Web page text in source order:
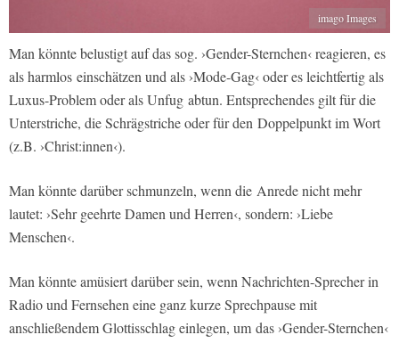
imago Images
Man könnte belustigt auf das sog. ›Gender-Sternchen‹ reagieren, es
als harmlos einschätzen und als ›Mode-Gag‹ oder es leichtfertig als
Luxus-Problem oder als Unfug abtun. Entsprechendes gilt für die
Unterstriche, die Schrägstriche oder für den Doppelpunkt im Wort
(z.B. ›Christ:innen‹).
Man könnte darüber schmunzeln, wenn die Anrede nicht mehr
lautet: ›Sehr geehrte Damen und Herren‹, sondern: ›Liebe
Menschen‹.
Man könnte amüsiert darüber sein, wenn Nachrichten-Sprecher in
Radio und Fernsehen eine ganz kurze Sprechpause mit
anschließendem Glottisschlag einlegen, um das ›Gender-Sternchen‹